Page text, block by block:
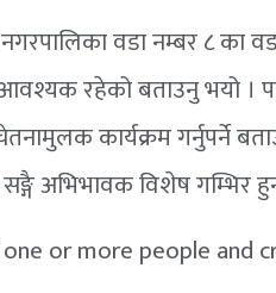
वडा नम्बर ८ का
रहेको बताउनु भयो ।
कार्यक्रम गर्नुपर्ने
अभिभावक विशेष गम्भिर